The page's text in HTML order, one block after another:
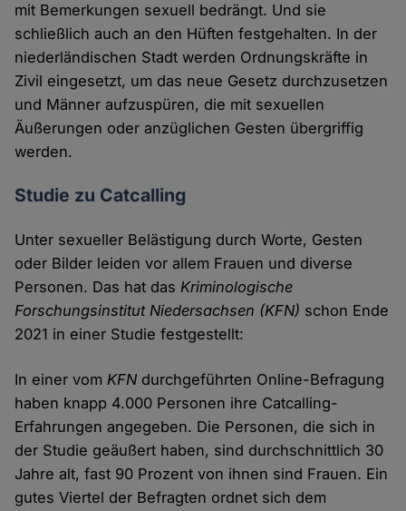
mit Bemerkungen sexuell bedrängt. Und sie
schließlich auch an den Hüften festgehalten. In der
niederländischen Stadt werden Ordnungskräfte in
Zivil eingesetzt, um das neue Gesetz durchzusetzen
und Männer aufzuspüren, die mit sexuellen
Äußerungen oder anzüglichen Gesten übergriffig
werden.
Studie zu Catcalling
Unter sexueller Belästigung durch Worte, Gesten
oder Bilder leiden vor allem Frauen und diverse
Personen. Das hat dasKriminologische
Forschungsinstitut Niedersachsen (KFN) schon Ende
2021 in einer Studie festgestellt:
In einer vomKFN durchgeführten Online-Befragung
haben knapp 4.000 Personen ihre Catcalling-
Erfahrungen angegeben. Die Personen, die sich in
der Studie geäußert haben, sind durchschnittlich 30
Jahre alt, fast 90 Prozent von ihnen sind Frauen. Ein
gutes Viertel der Befragten ordnet sich dem